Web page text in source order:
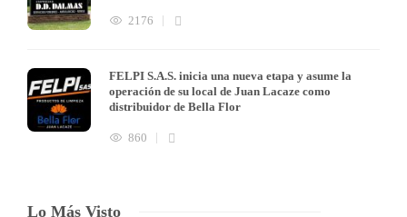
2176
FELPI S.A.S. inicia una nueva etapa y asume la
operación de su local de Juan Lacaze como
distribuidor de Bella Flor
860
Lo Más Visto